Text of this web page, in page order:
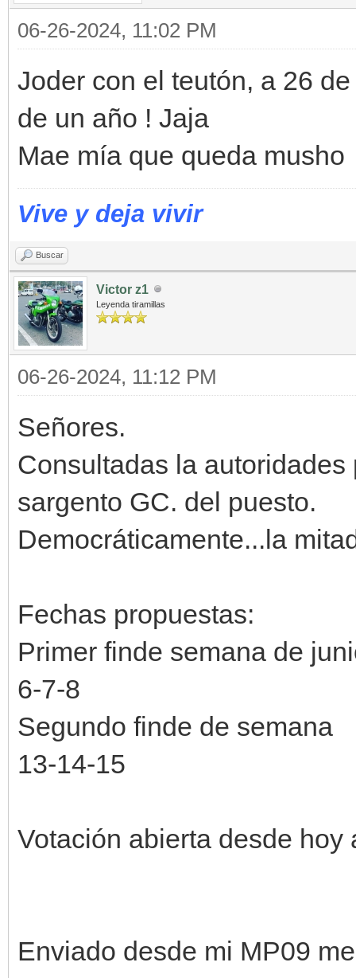
06-26-2024, 11:02 PM
Joder con el teutón, a 26
de un año ! Jaja
Mae mía que queda musho
Vive y deja vivir
Buscar
Victor z1
Leyenda tiramillas
06-26-2024, 11:12 PM
Señores.
Consultadas la
sargento GC. del puesto.
Democráticamente...la
Fechas propuestas:
Primer finde semana de
6-7-8
Segundo finde de semana
13-14-15
Votación abierta desde
Enviado desde mi MP09